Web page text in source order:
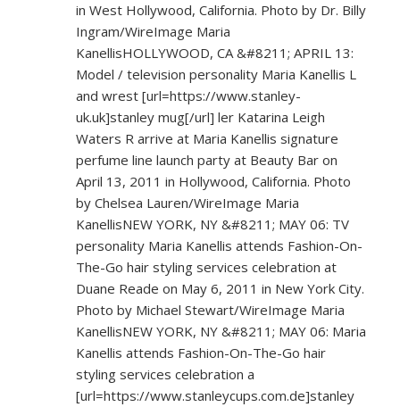
in West Hollywood, California. Photo by Dr. Billy
Ingram/WireImage Maria
KanellisHOLLYWOOD, CA &#8211; APRIL 13:
Model / television personality Maria Kanellis L
and wrest [url=https://www.stanley-
uk.uk]stanley mug[/url] ler Katarina Leigh
Waters R arrive at Maria Kanellis signature
perfume line launch party at Beauty Bar on
April 13, 2011 in Hollywood, California. Photo
by Chelsea Lauren/WireImage Maria
KanellisNEW YORK, NY &#8211; MAY 06: TV
personality Maria Kanellis attends Fashion-On-
The-Go hair styling services celebration at
Duane Reade on May 6, 2011 in New York City.
Photo by Michael Stewart/WireImage Maria
KanellisNEW YORK, NY &#8211; MAY 06: Maria
Kanellis attends Fashion-On-The-Go hair
styling services celebration a
[url=https://www.stanleycups.com.de]stanley